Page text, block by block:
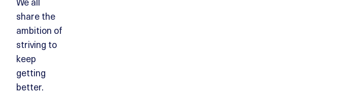
share the
ambition of
striving to
keep
getting
better.